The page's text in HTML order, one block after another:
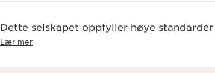
Dette selskapet oppfyller høye
Lær mer